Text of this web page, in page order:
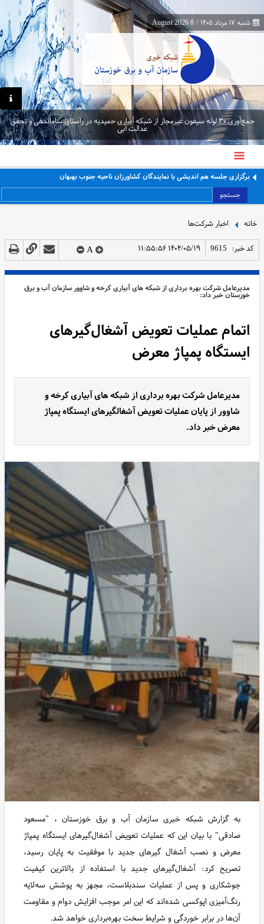
شنبه ۱۷ مرداد ۱۴۰۵ /
8 August 2026
جمع‌آوری ۳۰ لوله سیفون غیرمجاز از شبکه آبیاری حمیدیه در راستای ساماندهی و تحقق
عدالت آبی
برگزاری جلسه هم اندیشی با نمایندگان کشاورزان ناحیه جنوب بهبهان
جستجو
خانه اخبار شرکت‌ها
کد خبر: 9615 ۱۴۰۴/۰۵/۱۹ ۱۱:۵۵:۵۶ A
مدیرعامل شرکت بهره برداری از شبکه های آبیاری کرخه و شاوور سازمان آب و برق
خوزستان خبر داد:
اتمام عملیات تعویض آشغال‌گیرهای
ایستگاه پمپاژ معرض
مدیرعامل شرکت بهره برداری از شبکه های آبیاری کرخه و
شاوور از پایان عملیات تعویض آشغالگیرهای ایستگاه پمپاژ
معرض خبر داد.
به گزارش شبکه خبری سازمان آب و برق خوزستان ، "مسعود
صادقی" با بیان این که عملیات تعویض آشغال‌گیرهای ایستگاه پمپاژ
معرض و نصب آشغال ‌گیرهای جدید با موفقیت به پایان رسید،
تصریح کرد: آشغال‌گیرهای جدید با استفاده از بالاترین کیفیت
جوشکاری و پس از عملیات سندبلاست، مجهز به پوشش سه‌لایه
رنگ‌آمیزی اپوکسی شده‌اند که این امر موجب افزایش دوام و مقاومت
آن‌ها در برابر خوردگی و شرایط سخت بهره‌برداری خواهد شد.